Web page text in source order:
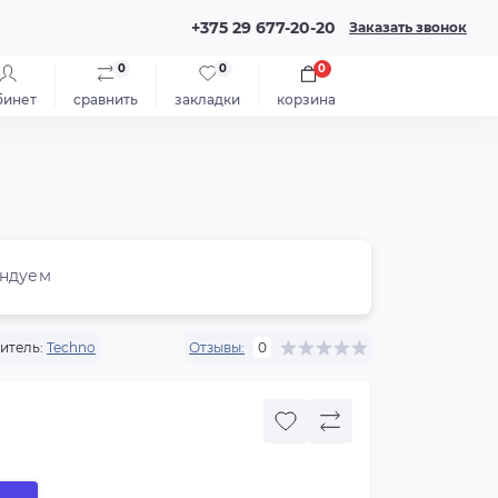
+375 29 677-20-20 Заказать звонок
сравнить
0
закладки
0
корзина
0
Techno Отзывы: 0